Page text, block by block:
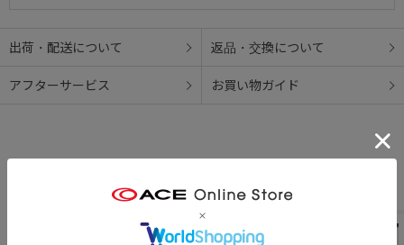
出荷・配送について 返品・交換について
アフターサービス お買い物ガイド